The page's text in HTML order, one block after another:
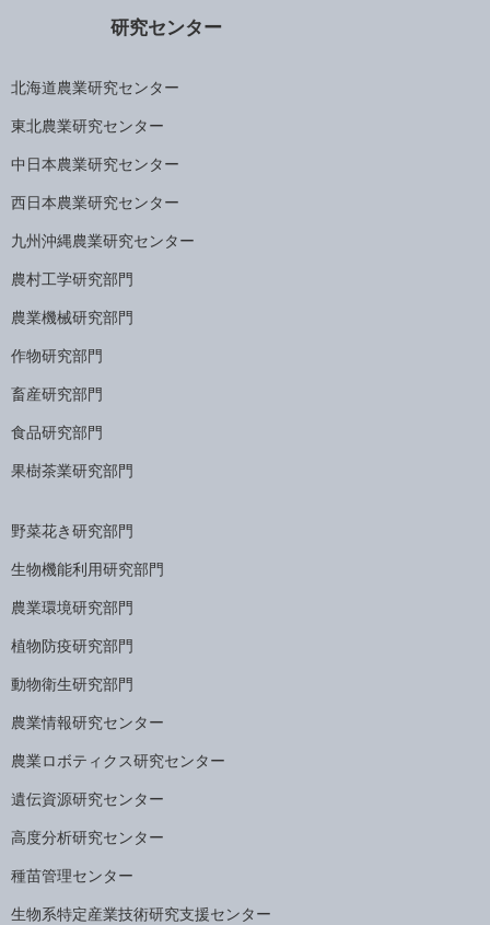
研究センター
北海道農業研究センター
東北農業研究センター
中日本農業研究センター
西日本農業研究センター
九州沖縄農業研究センター
農村工学研究部門
農業機械研究部門
作物研究部門
畜産研究部門
食品研究部門
果樹茶業研究部門
野菜花き研究部門
生物機能利用研究部門
農業環境研究部門
植物防疫研究部門
動物衛生研究部門
農業情報研究センター
農業ロボティクス研究センター
遺伝資源研究センター
高度分析研究センター
種苗管理センター
生物系特定産業技術研究支援センター